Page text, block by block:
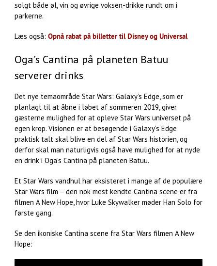
solgt både øl, vin og øvrige voksen-drikke rundt om i
parkerne.
Læs også: Opnå rabat på billetter til Disney og Universal
Oga’s Cantina på planeten Batuu
serverer drinks
Det nye temaområde Star Wars: Galaxy’s Edge, som er
planlagt til at åbne i løbet af sommeren 2019, giver
gæsterne mulighed for at opleve Star Wars universet på
egen krop. Visionen er at besøgende i Galaxy’s Edge
praktisk talt skal blive en del af Star Wars historien, og
derfor skal man naturligvis også have mulighed for at nyde
en drink i Oga’s Cantina på planeten Batuu.
Et Star Wars vandhul har eksisteret i mange af de populære
Star Wars film – den nok mest kendte Cantina scene er fra
filmen A New Hope, hvor Luke Skywalker møder Han Solo for
første gang.
Se den ikoniske Cantina scene fra Star Wars filmen A New
Hope: